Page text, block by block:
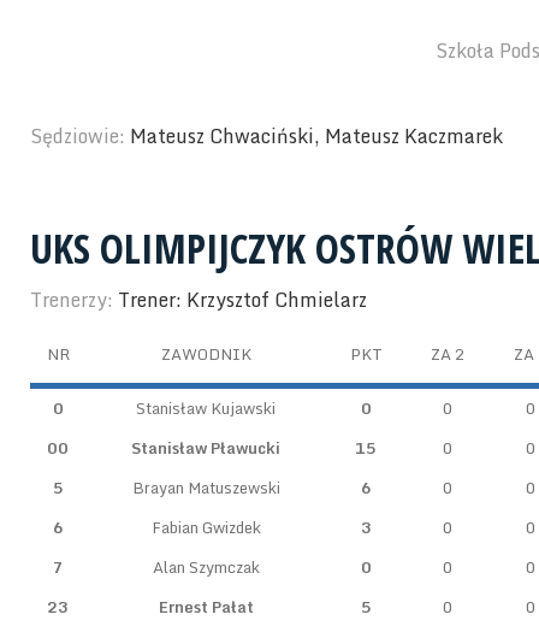
Szkoła
Sędziowie: Mateusz Chwaciński, Mateusz Kaczmarek
UKS OLIMPIJCZYK OSTRÓW
Trenerzy: Trener: Krzysztof Chmielarz
NR ZAWODNIK PKT ZA 2 ZA
0 Stanisław Kujawski 0 0
0
00
Stanisław Pławucki 15 0
0
5
Brayan Matuszewski 6 0
0
6
Fabian Gwizdek 3 0
0
7
Alan Szymczak 0 0
0
23
Ernest Pałat 5 0
0